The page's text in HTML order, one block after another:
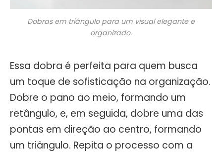
Dobras em triângulo para um visual elegante e
organizado.
Essa dobra é perfeita para quem busca
um toque de sofisticação na organização.
Dobre o pano ao meio, formando um
retângulo, e, em seguida, dobre uma das
pontas em direção ao centro, formando
um triângulo. Repita o processo com a